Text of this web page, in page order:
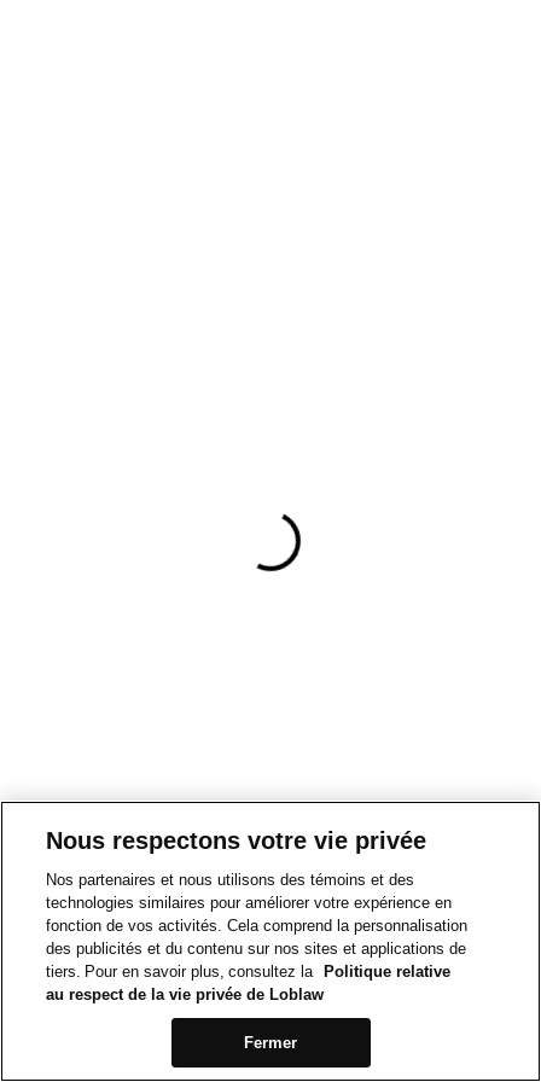
Nous respectons votre vie privée
Nos partenaires et nous utilisons des témoins et des
technologies similaires pour améliorer votre expérience en
fonction de vos activités. Cela comprend la personnalisation
des publicités et du contenu sur nos sites et applications de
tiers. Pour en savoir plus, consultez la
Politique relative
au respect de la vie privée de Loblaw
Fermer